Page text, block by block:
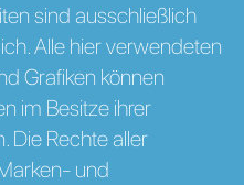
sind ausschließlich
Alle hier verwendeten
Grafiken können
im Besitze ihrer
Die Rechte aller
und